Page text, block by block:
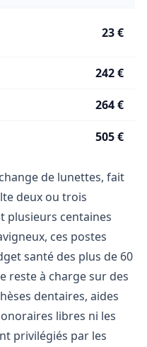
23 €
242 €
264 €
505 €
de lunettes, fait
deux ou trois
plusieurs centaines
ces postes
santé des plus de 60
reste à charge sur des
dentaires, aides
libres ni les
privilégiés par les